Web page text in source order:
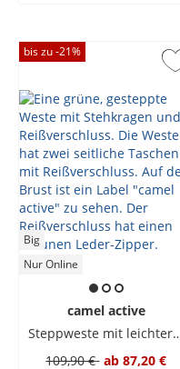
bis zu -21%
Big
Nur Online
camel active
Steppweste mit
109,90 € ab 87,20 €